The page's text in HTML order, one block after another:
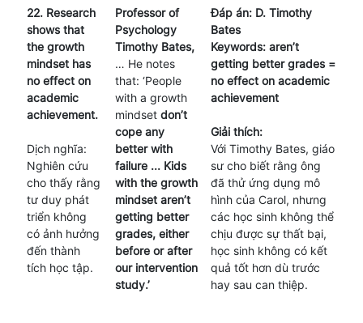
22. Research
shows that
the growth
mindset has
no effect on
academic
achievement.
Dịch nghĩa:
Nghiên cứu
cho thấy rằng
tư duy phát
triển không
có ảnh hưởng
đến thành
tích học tập.
Professor of
Psychology
Timothy Bates,
… He notes
that: ‘People
with a growth
mindset don’t
cope any
better with
failure ... Kids
with the growth
mindset aren’t
getting better
grades, either
before or after
our intervention
study.’
Đáp án: D. Timothy
Bates
Keywords: aren’t
getting better grades =
no effect on academic
achievement
Giải thích:
Với Timothy Bates, giáo
sư cho biết rằng ông
đã thử ứng dụng mô
hình của Carol, nhưng
các học sinh không thể
chịu được sự thất bại,
học sinh không có kết
quả tốt hơn dù trước
hay sau can thiệp.